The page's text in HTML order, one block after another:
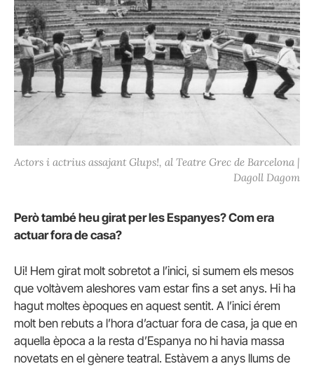
Actors i actrius assajant Glups!, al Teatre Grec de Barcelona |
Dagoll Dagom
Però també heu girat per les Espanyes? Com era
actuar fora de casa?
Ui! Hem girat molt sobretot a l’inici, si sumem els mesos
que voltàvem aleshores vam estar fins a set anys. Hi ha
hagut moltes èpoques en aquest sentit. A l’inici érem
molt ben rebuts a l’hora d’actuar fora de casa, ja que en
aquella època a la resta d’Espanya no hi havia massa
novetats en el gènere teatral. Estàvem a anys llums de